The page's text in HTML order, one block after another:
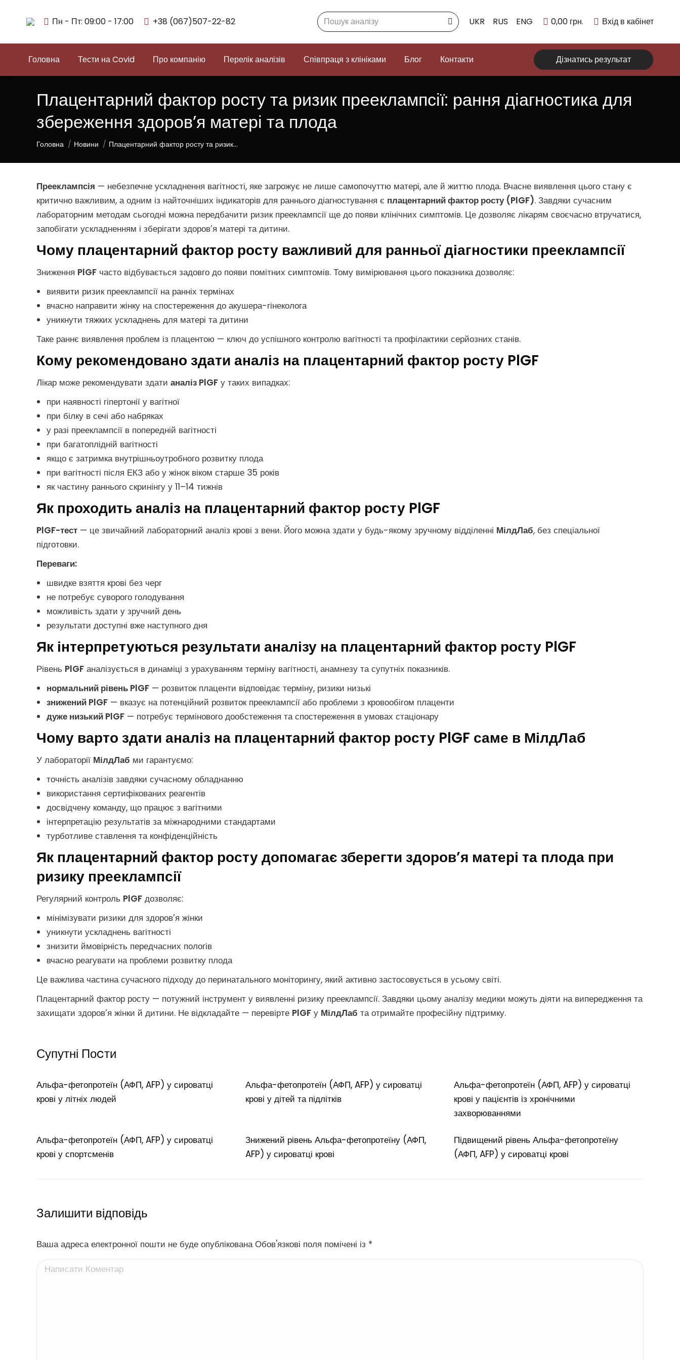
Пн - Пт: 09:00 - 17:00 +38 (067)507-22-82 Search: UKR RUS ENG 0,00 грн. Вхід в кабінет
Головна Тести на Covid Про компанію Перелік аналізів Співпраця з клініками Блог Контакти Дізнатись результат
Плацентарний фактор росту та ризик прееклампсії: рання діагностика для
збереження здоров’я матері та плода
You are here:
Головна Новини Плацентарний фактор росту та ризик…
Прееклампсія — небезпечне ускладнення вагітності, яке загрожує не лише самопочуттю матері, але й життю плода. Вчасне виявлення цього стану є
критично важливим, а одним із найточніших індикаторів для раннього діагностування є плацентарний фактор росту (PlGF). Завдяки сучасним
лабораторним методам сьогодні можна передбачити ризик прееклампсії ще до появи клінічних симптомів. Це дозволяє лікарям своєчасно втручатися,
запобігати ускладненням і зберігати здоров’я матері та дитини.
Чому плацентарний фактор росту важливий для ранньої діагностики прееклампсії
Зниження PlGF часто відбувається задовго до появи помітних симптомів. Тому вимірювання цього показника дозволяє:
виявити ризик прееклампсії на ранніх термінах
вчасно направити жінку на спостереження до акушера-гінеколога
уникнути тяжких ускладнень для матері та дитини
Таке раннє виявлення проблем із плацентою — ключ до успішного контролю вагітності та профілактики серйозних станів.
Кому рекомендовано здати аналіз на плацентарний фактор росту PlGF
Лікар може рекомендувати здати аналіз PlGF у таких випадках:
при наявності гіпертонії у вагітної
при білку в сечі або набряках
у разі прееклампсії в попередній вагітності
при багатоплідній вагітності
якщо є затримка внутрішньоутробного розвитку плода
при вагітності після ЕКЗ або у жінок віком старше 35 років
як частину раннього скринінгу у 11–14 тижнів
Як проходить аналіз на плацентарний фактор росту PlGF
PlGF-тест — це звичайний лабораторний аналіз крові з вени. Його можна здати у будь-якому зручному відділенні МілдЛаб, без спеціальної
підготовки.
Переваги:
швидке взяття крові без черг
не потребує суворого голодування
можливість здати у зручний день
результати доступні вже наступного дня
Як інтерпретуються результати аналізу на плацентарний фактор росту PlGF
Рівень PlGF аналізується в динаміці з урахуванням терміну вагітності, анамнезу та супутніх показників.
нормальний рівень PlGF — розвиток плаценти відповідає терміну, ризики низькі
знижений PlGF — вказує на потенційний розвиток прееклампсії або проблеми з кровообігом плаценти
дуже низький PlGF — потребує термінового дообстеження та спостереження в умовах стаціонару
Чому варто здати аналіз на плацентарний фактор росту PlGF саме в МілдЛаб
У лабораторії МілдЛаб ми гарантуємо:
точність аналізів завдяки сучасному обладнанню
використання сертифікованих реагентів
досвідчену команду, що працює з вагітними
інтерпретацію результатів за міжнародними стандартами
турботливе ставлення та конфіденційність
Як плацентарний фактор росту допомагає зберегти здоров’я матері та плода при
ризику прееклампсії
Регулярний контроль PlGF дозволяє:
мінімізувати ризики для здоров’я жінки
уникнути ускладнень вагітності
знизити ймовірність передчасних пологів
вчасно реагувати на проблеми розвитку плода
Це важлива частина сучасного підходу до перинатального моніторингу, який активно застосовується в усьому світі.
Плацентарний фактор росту — потужний інструмент у виявленні ризику прееклампсії. Завдяки цьому аналізу медики можуть діяти на випередження та
захищати здоров’я жінки й дитини. Не відкладайте — перевірте PlGF у МілдЛаб та отримайте професійну підтримку.
Супутні Поcти
Альфа-фетопротеїн (АФП, AFP) у сироватці
крові у літніх людей
Альфа-фетопротеїн (АФП, AFP) у сироватці
крові у дітей та підлітків
Альфа-фетопротеїн (АФП, AFP) у сироватці
крові у пацієнтів із хронічними
захворюваннями
Альфа-фетопротеїн (АФП, AFP) у сироватці
крові у спортсменів
Знижений рівень Альфа-фетопротеїну (АФП,
AFP) у сироватці крові
Підвищений рівень Альфа-фетопротеїну
(АФП, AFP) у сироватці крові
Залишити відповідь
Ваша адреса електронної пошти не буде опублікована Обов'язкові поля помічені із *
Написати Коментар